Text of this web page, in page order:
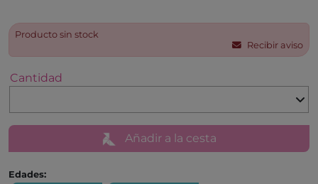
Producto sin stock
Recibir aviso
Cantidad
Añadir a la cesta
Edades: